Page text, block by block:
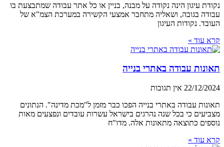
נקודת עיגון הינה נקודה על מבנה, בניין או כל אתר עבודה שמתבצעת בו
עבודה בגובה, ושאליה מתחבר אמצעי הקשירה במערכת הצמ"א של
העובד. נקודות העיגון
קרא עוד »
תאונות עבודה באתרי בנייה
22/12/2024 אין תגובות
תאונות עבודה באתרי בנייה הפכו כבר מזמן ל"מכת מדינה". הנתונים
מצביעים כי בכל שנה נהרגים בישראל עשרות עובדים ונפצעים מאות
נוספים כתוצאה מתאונות אלה. מדו"ח
קרא עוד »